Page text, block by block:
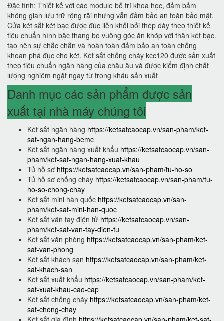
Đặc tính: Thiết kế với các module bố trí khoa học, đảm bảm
không gian lưu trữ rộng rãi nhưng vẫn đảm bảo an toàn bảo mật.
Cửa két sắt két bạc được đúc liền khối bởi thép dày theo thiết kế
tiêu chuẩn hình bậc thang bo vuông góc ăn khớp với thân két bạc.
tạo nên sự chắc chắn và hoàn toàn đảm bảo an toàn chống
khoan phá đục cho két. Két sắt chống cháy kcc120 được sản xuất
theo tiêu chuẩn ngân hàng của châu âu và được kiểm định chất
lượng nghiêm ngặt ngay từ trong khâu sản xuất
Danh mục các sản phẩm được sản
xuất tại nhà máy chúng tôi
Két sắt ngân hàng https://ketsatcaocap.vn/san-pham/ket-
sat-ngan-hang-bemc
Két sắt ngân hàng xuất khẩu https://ketsatcaocap.vn/san-
pham/ket-sat-ngan-hang-xuat-khau
Tủ hồ sơ https://ketsatcaocap.vn/san-pham/tu-ho-so
Tủ hồ sơ chống cháy https://ketsatcaocap.vn/san-pham/tu-
ho-so-chong-chay
Két sắt mini hàn quốc https://ketsatcaocap.vn/san-
pham/ket-sat-mini-han-quoc
Két sắt vân tay điện tử https://ketsatcaocap.vn/san-
pham/ket-sat-van-tay-dien-tu
Két sắt văn phòng https://ketsatcaocap.vn/san-pham/ket-
sat-van-phong
Két sắt khách sạn https://ketsatcaocap.vn/san-pham/ket-
sat-khach-san
Két sắt xuất khẩu https://ketsatcaocap.vn/san-pham/ket-
sat-xuat-khau-cao-cap
Két sắt chống cháy https://ketsatcaocap.vn/san-pham/ket-
sat-chong-chay